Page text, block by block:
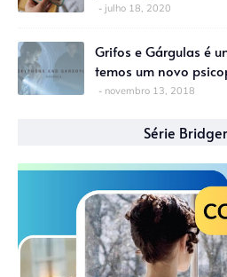
julho 18, 2020
Grifos e Gárgulas é
temos um novo
novembro 13, 2018
Série